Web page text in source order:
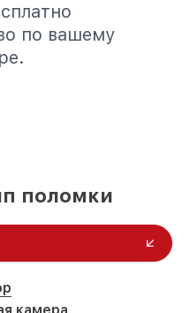
по вашему
поломки